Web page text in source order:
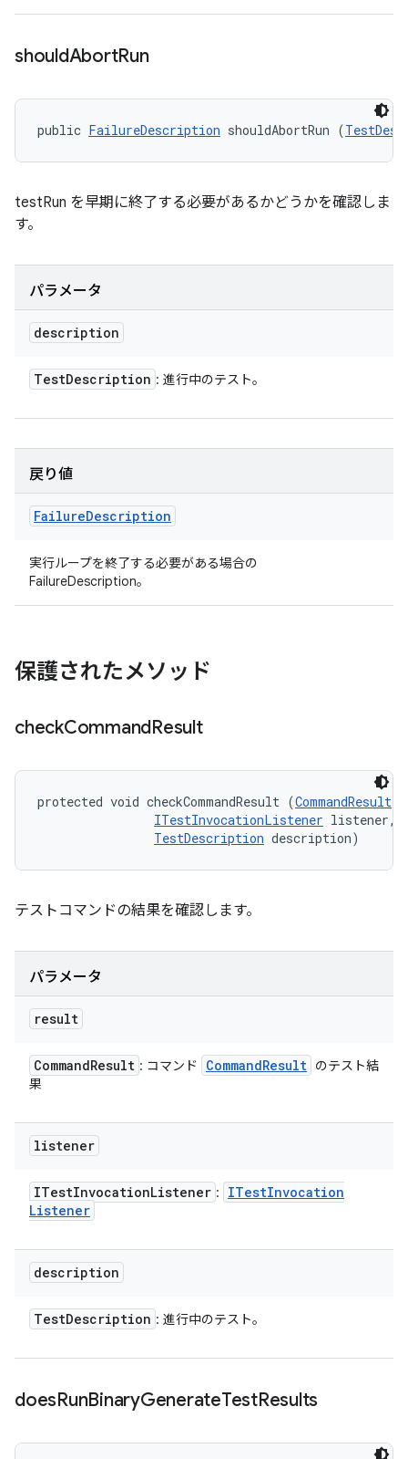
shouldAbortRun
public FailureDescription shouldAbortRun (
testRun を早期に終了する必要があるかどうかを確認しま
す。
パラメータ
description
TestDescription : 進行中のテスト。
戻り値
FailureDescription
実行ループを終了する必要がある場合の
FailureDescription。
保護されたメソッド
checkCommandResult
protected void checkCommandResult (CommandResult
ITestInvocationListener listener,
TestDescription description)
テストコマンドの結果を確認します。
パラメータ
result
CommandResult : コマンド CommandResult のテスト結
果
listener
ITestInvocationListener : ITestInvocation
Listener
description
TestDescription : 進行中のテスト。
doesRunBinaryGenerateTestResults